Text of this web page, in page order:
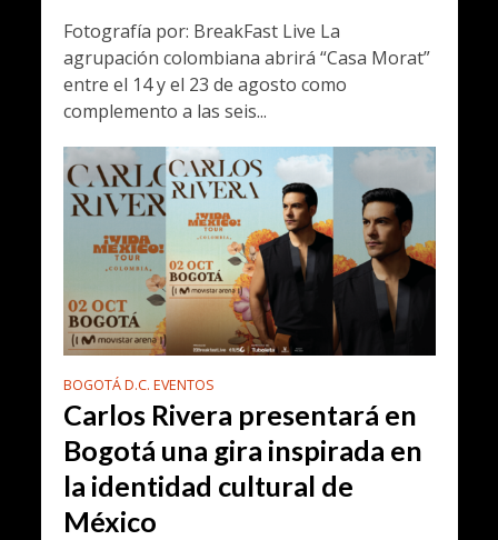
Fotografía por: BreakFast Live La
agrupación colombiana abrirá “Casa Morat”
entre el 14 y el 23 de agosto como
complemento a las seis...
BOGOTÁ D.C. EVENTOS
Carlos Rivera presentará en
Bogotá una gira inspirada en
la identidad cultural de
México